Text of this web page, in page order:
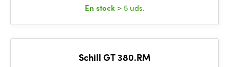
En stock > 5 uds.
Schill GT 380.RM